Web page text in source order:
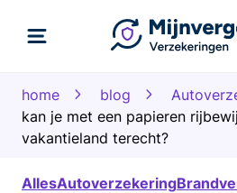
home blog
kan je met een papieren
vakantieland terecht?
AllesAutoverzekering